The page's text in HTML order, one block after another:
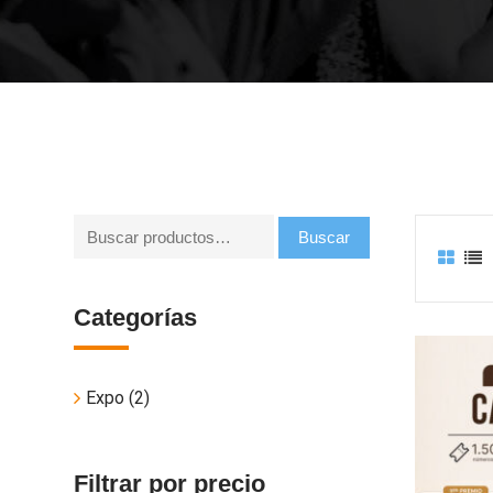
Buscar
Buscar
Categorías
Expo (2)
Filtrar por precio